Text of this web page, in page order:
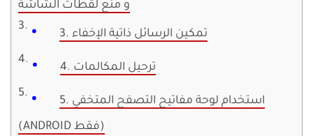
و منع لقطات الشاشة
3. تمكين الرسائل ذاتية الإخفاء
4. ترحيل المكالمات
5. استخدام لوحة مفاتيح التصفح المتخفي
(ANDROID فقط)